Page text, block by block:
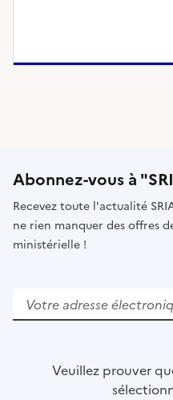
Abonnez-vous à
Recevez toute l'actualité
ne rien manquer des offres
ministérielle !
u
Veuillez prouver